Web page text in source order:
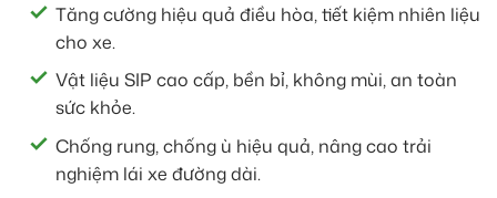
Tăng cường hiệu quả điều hòa, tiết kiệm nhiên liệu
cho xe.
Vật liệu SIP cao cấp, bền bỉ, không mùi, an toàn
sức khỏe.
Chống rung, chống ù hiệu quả, nâng cao trải
nghiệm lái xe đường dài.